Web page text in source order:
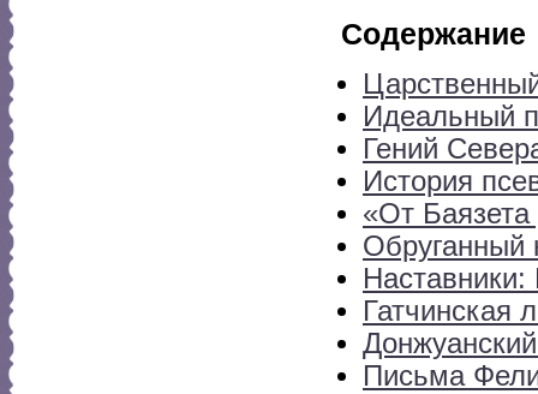
Содержание
Идеальный
Гений
История
«От
Обруганный
Гатчинская
Письма